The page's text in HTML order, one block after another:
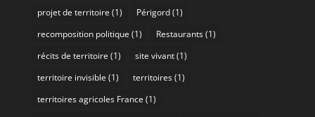
projet de territoire (1) Périgord(1)
recomposition politique (1) Restaurants(1)
récits de territoire (1) site vivant(1)
territoire invisible (1) territoires(1)
territoires agricoles France (1)